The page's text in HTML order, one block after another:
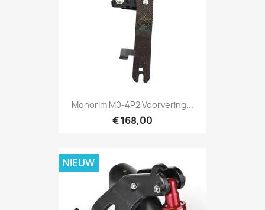
Monorim M0-4P2 Voorvering...
€ 168,00
NIEUW